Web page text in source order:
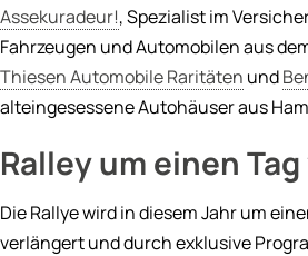
Assekuradeur!, Spezialist im
Fahrzeugen und Automobilen aus
Thiesen Automobile Raritäten und
alteingesessene Autohäuser aus
Ralley um einen
Die Rallye wird in diesem Jahr um
verlängert und durch exklusive